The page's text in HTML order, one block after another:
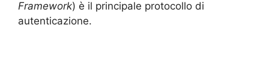
Framework) è il principale protocollo di
autenticazione.